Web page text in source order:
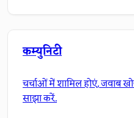
कम्युनिटी
चर्चाओं में शामिल होएं, जवाब
साझा करें.